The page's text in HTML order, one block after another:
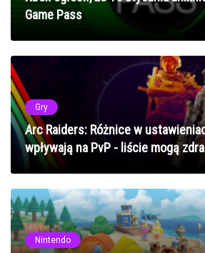
Game Pass
Gry
Arc Raiders: Różnice w
wpływają na PvP - liście mogą
pozycję
Nintendo